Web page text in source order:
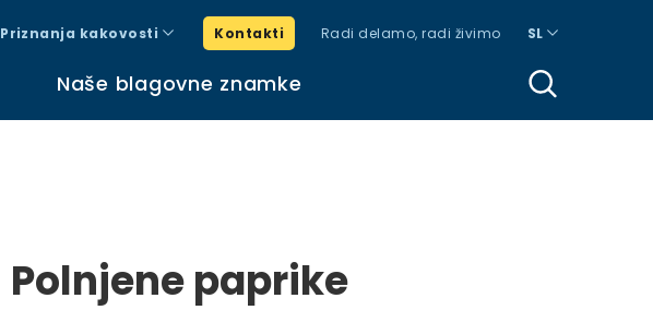
Priznanja kakovosti Kontakti Radi delamo, radi živimo SL
Naše blagovne znamke
Polnjene paprike